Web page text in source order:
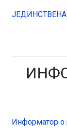
Информатор о